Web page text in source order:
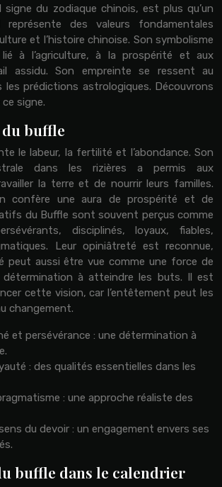
signe du zodiaque chinois, est plus qu’un
représente des valeurs fondamentales
et l’histoire chinoise. Son symbolisme
à l’agriculture, à la prospérité et aux
assidu. Son empreinte se ressent au
prédictions astrologiques. Découvrons
signe.
buffle
le labeur, la fertilité et l’abondance. Son
dans les rizières a permis aux
la terre et de nourrir leurs familles.
confère une aura de prospérité et de
du Buffle sont souvent perçus comme
disciplinés, loyaux, fiables,
Leur opiniâtreté est reconnue,
peut aussi être vue comme une force de
à atteindre les buts. Il est
cette vision, car l’entêtement peut les
changement.
et persévérance : une détermination à
: des qualités essentielles dans les
: une approche réaliste des
du devoir : un engagement envers ses
buffle dans le calendrier